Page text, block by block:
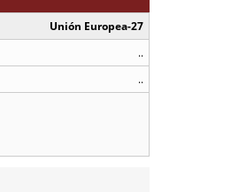
Unión Europea-27
..
..